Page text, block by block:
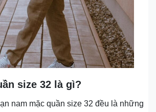
size 32 là gì?
nam mặc quần size 32 đều là những